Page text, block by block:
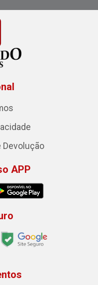
Devolução
APP